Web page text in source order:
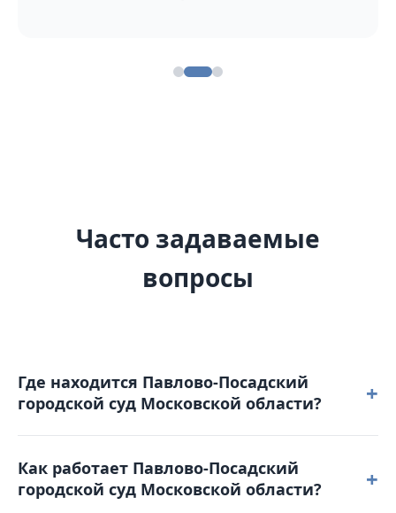
Часто задаваемые
вопросы
Где находится Павлово-Посадский
городской суд Московской области?
+
области расположен по адресу: 142500,
Московская область г. Павловский Посад,
Как работает Павлово-Посадский
городской суд Московской области?
+